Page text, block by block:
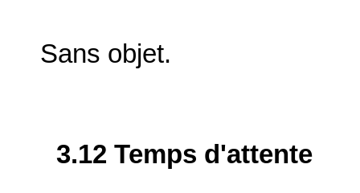
Sans objet.
3.12 Temps d'attente